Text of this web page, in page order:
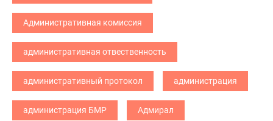
Административная комиссия
административная отвественность
административный протокол администрация
администрация БМР Адмирал